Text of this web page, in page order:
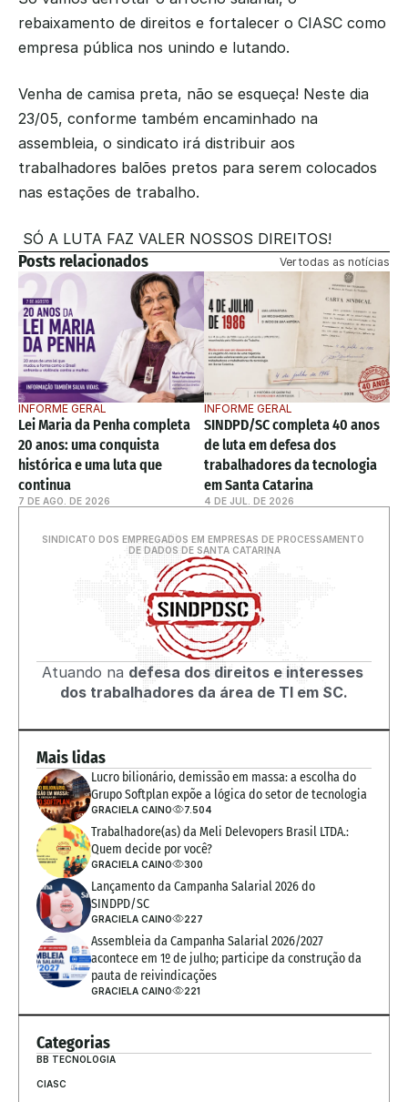
rebaixamento de direitos e fortalecer o CIASC como
empresa pública nos unindo e lutando.
Venha de camisa preta, não se esqueça! Neste dia
23/05, conforme também encaminhado na
assembleia, o sindicato irá distribuir aos
trabalhadores balões pretos para serem colocados
nas estações de trabalho.
SÓ A LUTA FAZ VALER NOSSOS DIREITOS!
Posts relacionados Ver todas as notícias
INFORME GERAL
Lei Maria da Penha completa
20 anos: uma conquista
histórica e uma luta que
continua
7 DE AGO. DE 2026
INFORME GERAL
SINDPD/SC completa 40 anos
de luta em defesa dos
trabalhadores da tecnologia
em Santa Catarina
4 DE JUL. DE 2026
SINDICATO DOS EMPREGADOS EM EMPRESAS DE PROCESSAMENTO
DE DADOS DE SANTA CATARINA
Atuando na defesa dos direitos e interesses
dos trabalhadores da área de TI em SC.
Mais lidas
Lucro bilionário, demissão em massa: a escolha do
Grupo Softplan expõe a lógica do setor de tecnologia
GRACIELA CAINO 7.504
Trabalhadore(as) da Meli Delevopers Brasil LTDA.:
Quem decide por você?
GRACIELA CAINO 300
Lançamento da Campanha Salarial 2026 do
SINDPD/SC
GRACIELA CAINO 227
Assembleia da Campanha Salarial 2026/2027
acontece em 1º de julho; participe da construção da
pauta de reivindicações
GRACIELA CAINO 221
Categorias
BB TECNOLOGIA
CIASC